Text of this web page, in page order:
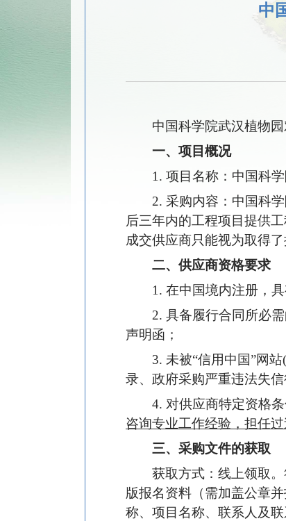
中
中国科学院武汉植物
一、项目概况
1. 项目名称：中国科
2. 采购内容：中国科
后三年内的工程项目提供
成交供应商只能视为取得
二、供应商资格要求
1. 在中国境内注册，
2. 具备履行合同所必
声明函；
3. 未被“信用中国”网
录、政府采购严重违法失信
4. 对供应商特定资格条
咨询专业工作经验，担任
三、采购文件的获取
获取方式：线上领取
版报名资料（需加盖公章
称、项目名称、联系人及